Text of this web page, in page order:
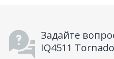
Задайте
IQ4511